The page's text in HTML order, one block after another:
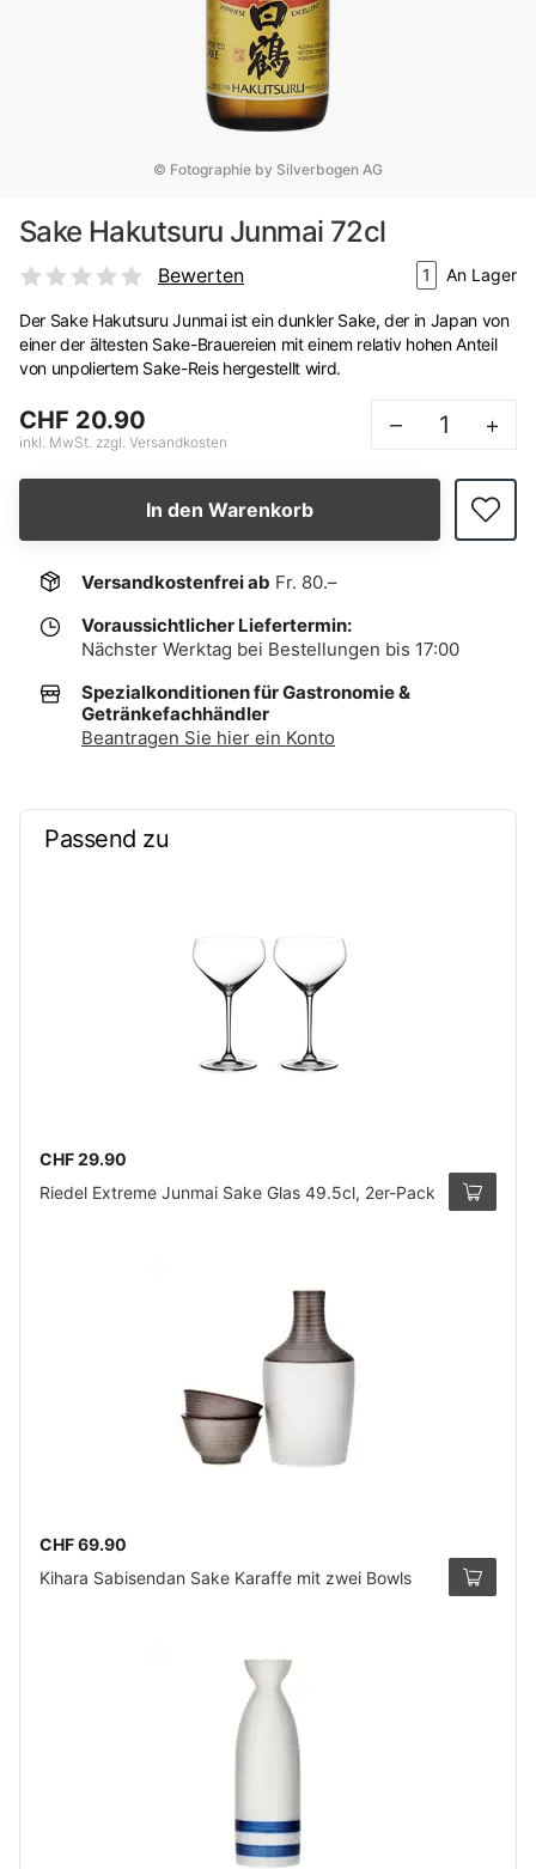
© Fotographie by Silverbogen AG
Sake Hakutsuru Junmai 72cl
Bewerten 1 An Lager
Der Sake Hakutsuru Junmai ist ein dunkler Sake, der in Japan von
einer der ältesten Sake-Brauereien mit einem relativ hohen Anteil
von unpoliertem Sake-Reis hergestellt wird.
CHF 20.90
inkl. MwSt. zzgl. Versandkosten
– +
In den Warenkorb
Versandkostenfrei ab Fr. 80.–
Voraussichtlicher Liefertermin:
Nächster Werktag bei Bestellungen bis 17:00
Spezialkonditionen für Gastronomie &
Getränkefachhändler
Beantragen Sie hier ein Konto
Passend zu
CHF 29.90
Riedel Extreme Junmai Sake Glas 49.5cl, 2er-Pack
CHF 69.90
Kihara Sabisendan Sake Karaffe mit zwei Bowls